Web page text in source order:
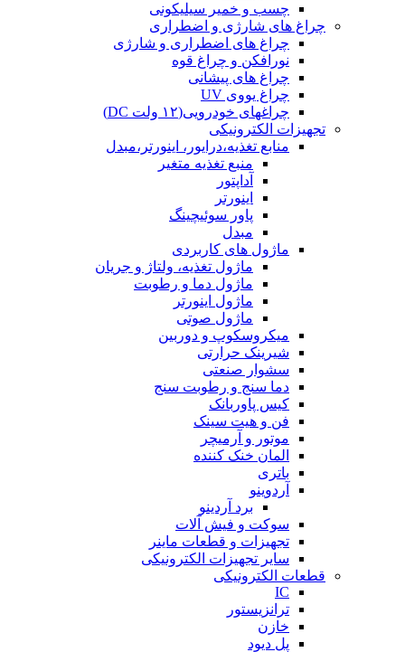
چسب و خمیر سیلیکونی
چراغ های شارژی و اضطراری
چراغ های اضطراری و شارژی
نورافکن و چراغ قوه
چراغ های پیشانی
چراغ یووی UV
چراغهای خودرویی(۱۲ ولت DC)
تجهیزات الکترونیکی
منابع تغذیه،درایور، اینورتر،مبدل
منبع تغذیه متغیر
آداپتور
اینورتر
پاور سوئیچینگ
مبدل
ماژول های کاربردی
ماژول تغذیه، ولتاژ و جریان
ماژول دما و رطوبت
ماژول اینورتر
ماژول صوتی
میکروسکوپ و دوربین
شیرینک حرارتی
سشوار صنعتی
دما سنج و رطوبت سنج
کیس پاوربانک
فن و هیت سینک
موتور و آرمیچر
المان خنک کننده
باتری
آردوینو
برد آردینو
سوکت و فیش آلات
تجهیزات و قطعات ماینر
سایر تجهیزات الکترونیکی
قطعات الکترونیکی
IC
ترانزیستور
خازن
پل دیود